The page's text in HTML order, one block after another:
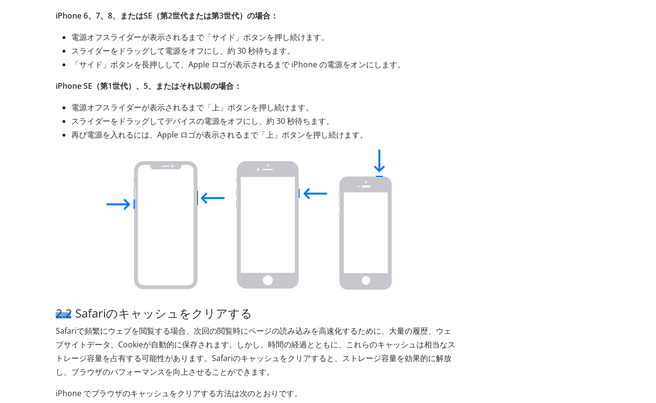
iPhone 6、7、8、またはSE（第2世代または第3世代）の場合：
電源オフスライダーが表示されるまで「サイド」ボタンを押し続けます。
スライダーをドラッグして電源をオフにし、約 30 秒待ちます。
「サイド」ボタンを長押しして、Apple ロゴが表示されるまで iPhone の電源をオンにします。
iPhone SE（第1世代）、5、またはそれ以前の場合：
電源オフスライダーが表示されるまで「上」ボタンを押し続けます。
スライダーをドラッグしてデバイスの電源をオフにし、約 30 秒待ちます。
再び電源を入れるには、Apple ロゴが表示されるまで「上」ボタンを押し続けます。
2.2 Safariのキャッシュをクリアする
Safariで頻繁にウェブを閲覧する場合、次回の閲覧時にページの読み込みを高速化するために、大量の履歴、ウェ
ブサイトデータ、Cookieが自動的に保存されます。しかし、時間の経過とともに、これらのキャッシュは相当なス
トレージ容量を占有する可能性があります。Safariのキャッシュをクリアすると、ストレージ容量を効果的に解放
し、ブラウザのパフォーマンスを向上させることができます。
iPhone でブラウザのキャッシュをクリアする方法は次のとおりです。